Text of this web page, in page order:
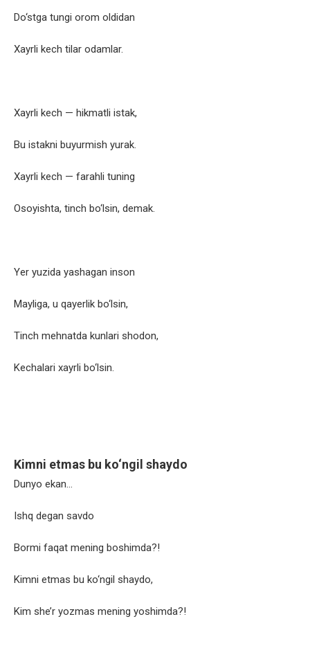
Do‘stga tungi orom oldidan
Xayrli kech tilar odamlar.
Xayrli kech — hikmatli istak,
Bu istakni buyurmish yurak.
Xayrli kech — farahli tuning
Osoyishta, tinch bo‘lsin, demak.
Yer yuzida yashagan inson
Mayliga, u qayerlik bo‘lsin,
Tinch mehnatda kunlari shodon,
Kechalari xayrli bo‘lsin.
Kimni etmas bu ko‘ngil shaydo
Dunyo ekan…
Ishq degan savdo
Bormi faqat mening boshimda?!
Kimni etmas bu ko‘ngil shaydo,
Kim she’r yozmas mening yoshimda?!